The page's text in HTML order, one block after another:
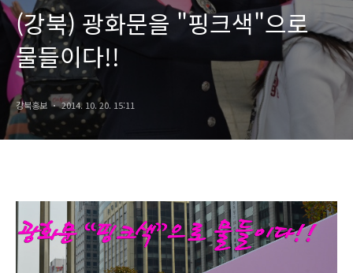
(강북) 광화문을 "핑크색"으로
물들이다!!
강북홍보 2014. 10. 20. 15:11